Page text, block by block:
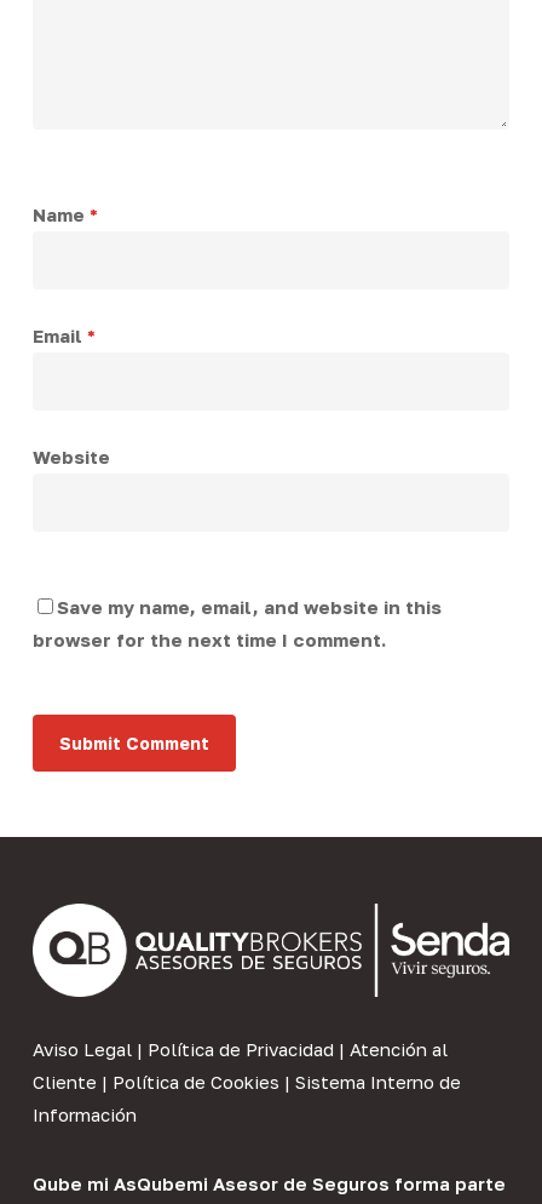
Name *
Email *
Website
Save my name, email, and website in this
browser for the next time I comment.
Aviso Legal| Política de Privacidad | Atención al
Cliente | Política de Cookies | Sistema Interno de
Información
Qube mi AsQubemi Asesor de Seguros forma parte